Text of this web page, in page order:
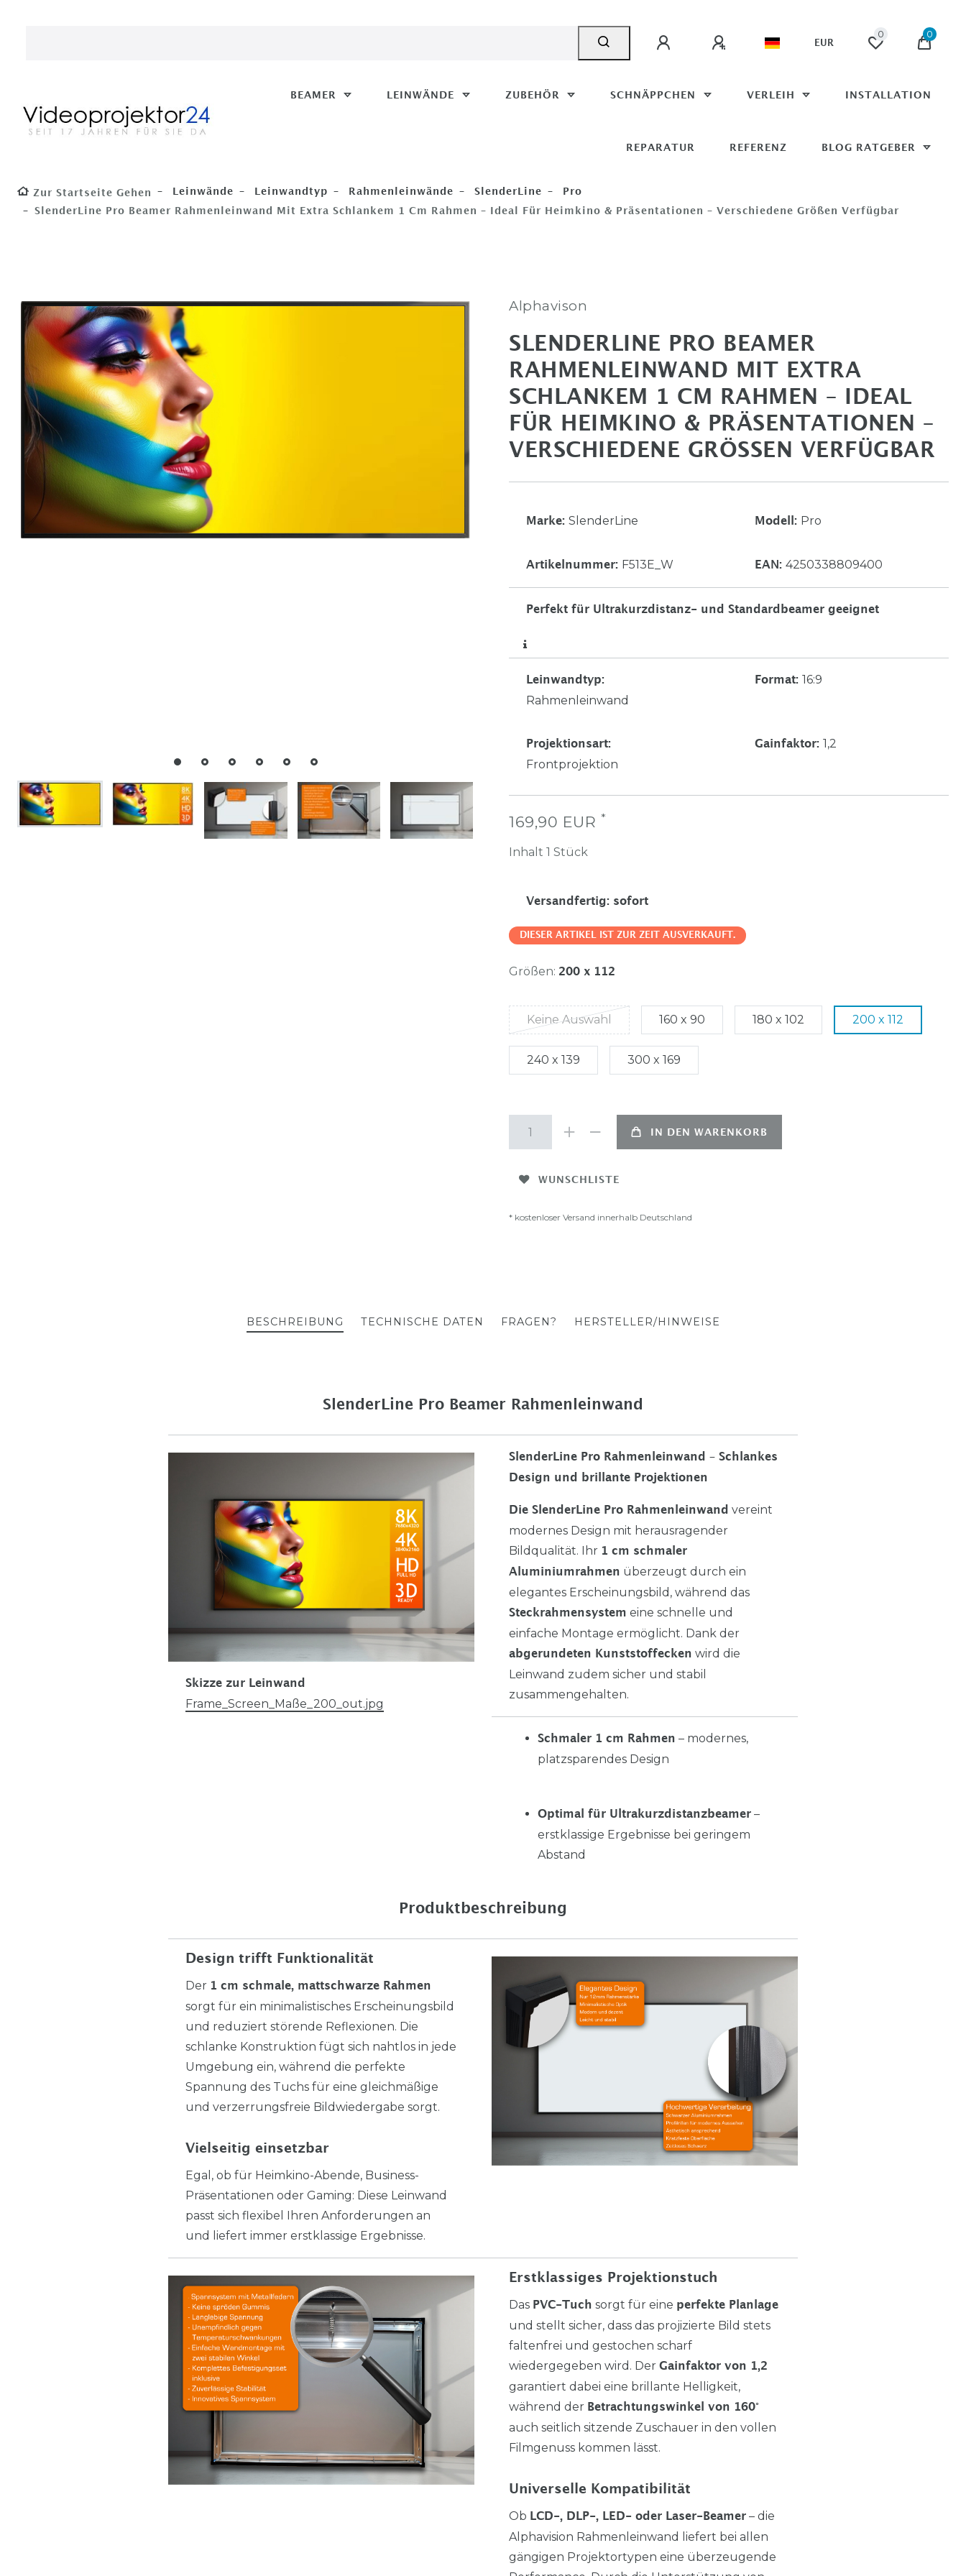
EUR
0 0
BEAMER LEINWÄNDE ZUBEHÖR SCHNÄPPCHEN VERLEIH INSTALLATION
REPARATUR REFERENZ BLOG RATGEBER
Zur Startseite Gehen Leinwände Leinwandtyp Rahmenleinwände SlenderLine Pro
SlenderLine Pro Beamer Rahmenleinwand Mit Extra Schlankem 1 Cm Rahmen – Ideal Für Heimkino & Präsentationen – Verschiedene Größen Verfügbar
Alphavison
SLENDERLINE PRO BEAMER
RAHMENLEINWAND MIT EXTRA
SCHLANKEM 1 CM RAHMEN – IDEAL
FÜR HEIMKINO & PRÄSENTATIONEN –
VERSCHIEDENE GRÖSSEN VERFÜGBAR
Marke: SlenderLine Modell: Pro
Artikelnummer: F513E_W EAN: 4250338809400
Perfekt für Ultrakurzdistanz- und Standardbeamer geeignet
Leinwandtyp:
Rahmenleinwand
Format: 16:9
Projektionsart:
Frontprojektion
Gainfaktor: 1,2
169,90 EUR *
Inhalt 1 Stück
Versandfertig: sofort
DIESER ARTIKEL IST ZUR ZEIT AUSVERKAUFT.
Größen: 200 x 112
Keine Auswahl 160 x 90 180 x 102 200 x 112
240 x 139 300 x 169
IN DEN WARENKORB
WUNSCHLISTE
* kostenloser Versand innerhalb Deutschland
BESCHREIBUNG TECHNISCHE DATEN FRAGEN? HERSTELLER/HINWEISE
SlenderLine Pro Beamer Rahmenleinwand
Skizze zur Leinwand
Frame_Screen_Maße_200_out.jpg
SlenderLine Pro Rahmenleinwand – Schlankes
Design und brillante Projektionen
Die SlenderLine Pro Rahmenleinwand vereint
modernes Design mit herausragender
Bildqualität. Ihr 1 cm schmaler
Aluminiumrahmen überzeugt durch ein
elegantes Erscheinungsbild, während das
Steckrahmensystem eine schnelle und
einfache Montage ermöglicht. Dank der
abgerundeten Kunststoffecken wird die
Leinwand zudem sicher und stabil
zusammengehalten.
Schmaler 1 cm Rahmen – modernes,
platzsparendes Design
Optimal für Ultrakurzdistanzbeamer –
erstklassige Ergebnisse bei geringem
Abstand
Produktbeschreibung
Design trifft Funktionalität
Der 1 cm schmale, mattschwarze Rahmen
sorgt für ein minimalistisches Erscheinungsbild
und reduziert störende Reflexionen. Die
schlanke Konstruktion fügt sich nahtlos in jede
Umgebung ein, während die perfekte
Spannung des Tuchs für eine gleichmäßige
und verzerrungsfreie Bildwiedergabe sorgt.
Vielseitig einsetzbar
Egal, ob für Heimkino-Abende, Business-
Präsentationen oder Gaming: Diese Leinwand
passt sich flexibel Ihren Anforderungen an
und liefert immer erstklassige Ergebnisse.
Erstklassiges Projektionstuch
Das PVC-Tuch sorgt für eine perfekte Planlage
und stellt sicher, dass das projizierte Bild stets
faltenfrei und gestochen scharf
wiedergegeben wird. Der Gainfaktor von 1,2
garantiert dabei eine brillante Helligkeit,
während der Betrachtungswinkel von 160°
auch seitlich sitzende Zuschauer in den vollen
Filmgenuss kommen lässt.
Universelle Kompatibilität
Ob LCD-, DLP-, LED- oder Laser-Beamer – die
Alphavision Rahmenleinwand liefert bei allen
gängigen Projektortypen eine überzeugende